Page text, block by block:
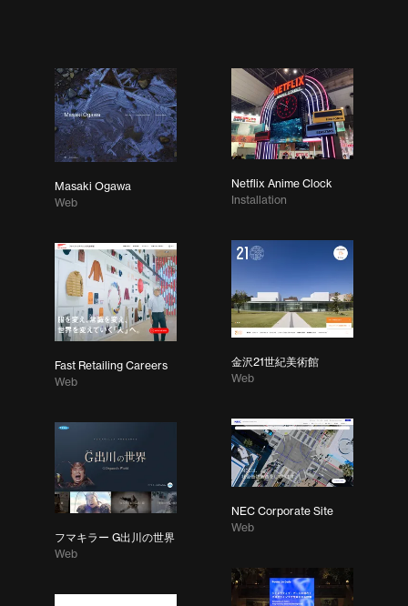
Masaki Ogawa
Web
Netflix Anime Clock
Installation
金沢21世紀美術館
Web
Fast Retailing Careers
Web
NEC Corporate Site
Web
フマキラー G出川の世界
Web